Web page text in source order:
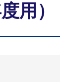
用）